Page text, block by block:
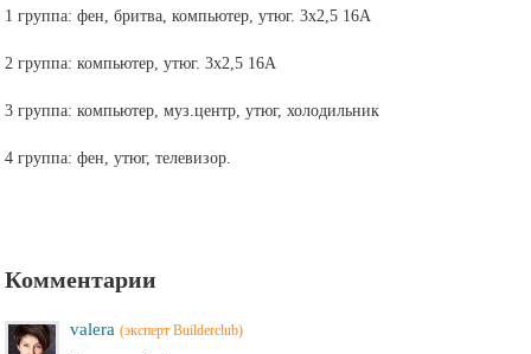
1 группа: фен, бритва, компьютер, утюг. 3х2,5 16А
2 группа: компьютер, утюг. 3х2,5 16А
3 группа: компьютер, муз.центр, утюг, холодильник
4 группа: фен, утюг, телевизор.
Комментарии
valera (эксперт Builderclub)